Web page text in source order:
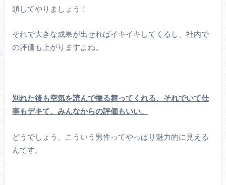
頭してやりましょう！
それで大きな成果が出せればイキイキしてくるし、社内で
の評価も上がりますよね。
別れた後も空気を読んで振る舞ってくれる、それでいて仕
事もデキて、みんなからの評価もいい。
どうでしょう、こういう男性ってやっぱり魅力的に見える
んです。